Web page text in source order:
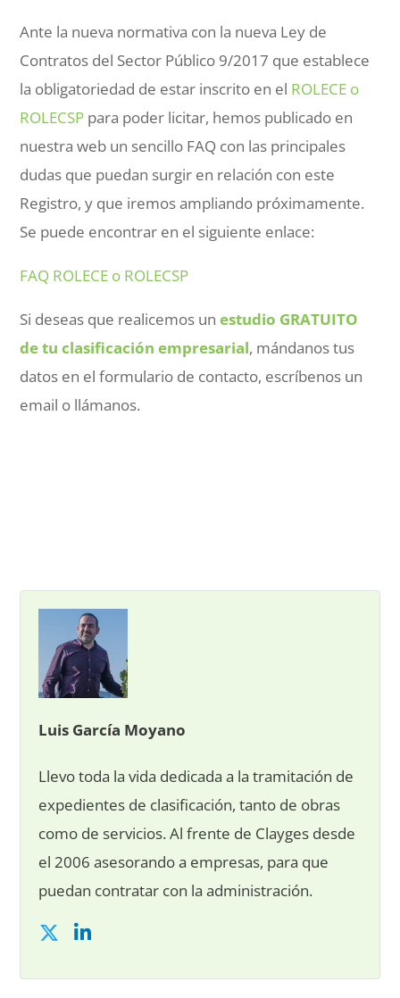
Ante la nueva normativa con la nueva Ley de
Contratos del Sector Público 9/2017 que establece
la obligatoriedad de estar inscrito en el ROLECE o
ROLECSP para poder licitar, hemos publicado en
nuestra web un sencillo FAQ con las principales
dudas que puedan surgir en relación con este
Registro, y que iremos ampliando próximamente.
Se puede encontrar en el siguiente enlace:
FAQ ROLECE o ROLECSP
Si deseas que realicemos unestudio GRATUITO
de tu clasificación empresarial, mándanos tus
datos en el formulario de contacto, escríbenos un
email o llámanos.
Luis García Moyano
Llevo toda la vida dedicada a la tramitación de
expedientes de clasificación, tanto de obras
como de servicios. Al frente de Clayges desde
el 2006 asesorando a empresas, para que
puedan contratar con la administración.